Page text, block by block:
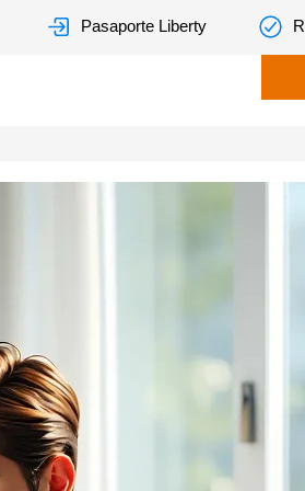
Pasaporte Liberty